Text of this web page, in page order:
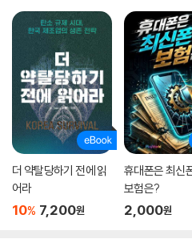
며, 2018년 한국에서 과기정통부 주최
런스’에 기조연설자로 참여한 바 있다.
연구소의 석좌교수로 재직 중이다. 머
위자가 몇 십 년에 걸친 경험과 연구를
만은 않다. 다행인 점은, 그가 뛰어난
서 전문가만 이해할 수 있는 책이 아니
면 이해할 수 있는 책을 써냈다. 또한
민스키, 놈 촘스키 등 인공지능 분야뿐
수 없는 학자들의 생생한 일화와 치열
역사책을 읽는 듯한 기분이 들게 한다.
만약 누군가 인공지능, 머신러닝, 딥러
더 약탈당하기 전에 읽
어라
10% 7,200원
휴대폰은 최신
보험은?
2,000원